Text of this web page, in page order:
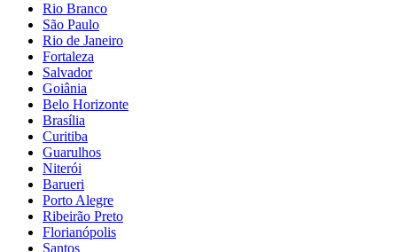
Rio Branco
São Paulo
Rio de Janeiro
Fortaleza
Salvador
Goiânia
Belo Horizonte
Brasília
Curitiba
Guarulhos
Niterói
Barueri
Porto Alegre
Ribeirão Preto
Florianópolis
Santos